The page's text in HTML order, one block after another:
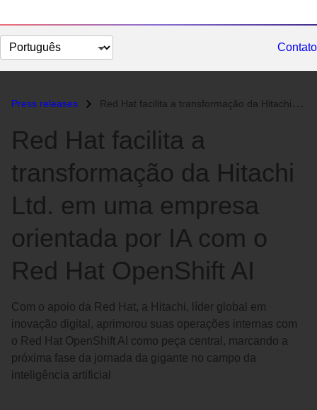
Selecionar
idioma
Contato
Press releases Red Hat facilita a transformação da Hitachi Ltd. em uma empresa orient...
Red Hat facilita a
transformação da Hitachi
Ltd. em uma empresa
orientada por IA com o
Red Hat OpenShift AI
Com o apoio da Red Hat, a Hitachi, líder global em
inovação digital, aprimorou suas operações internas com
o Red Hat OpenShift AI como peça central, marcando a
próxima fase da jornada da gigante no campo da
inteligência artificial